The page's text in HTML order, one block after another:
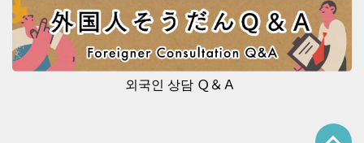
외국인 상담 Ｑ＆Ａ